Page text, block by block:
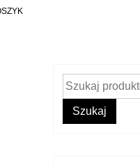
Szukaj:
Szukaj